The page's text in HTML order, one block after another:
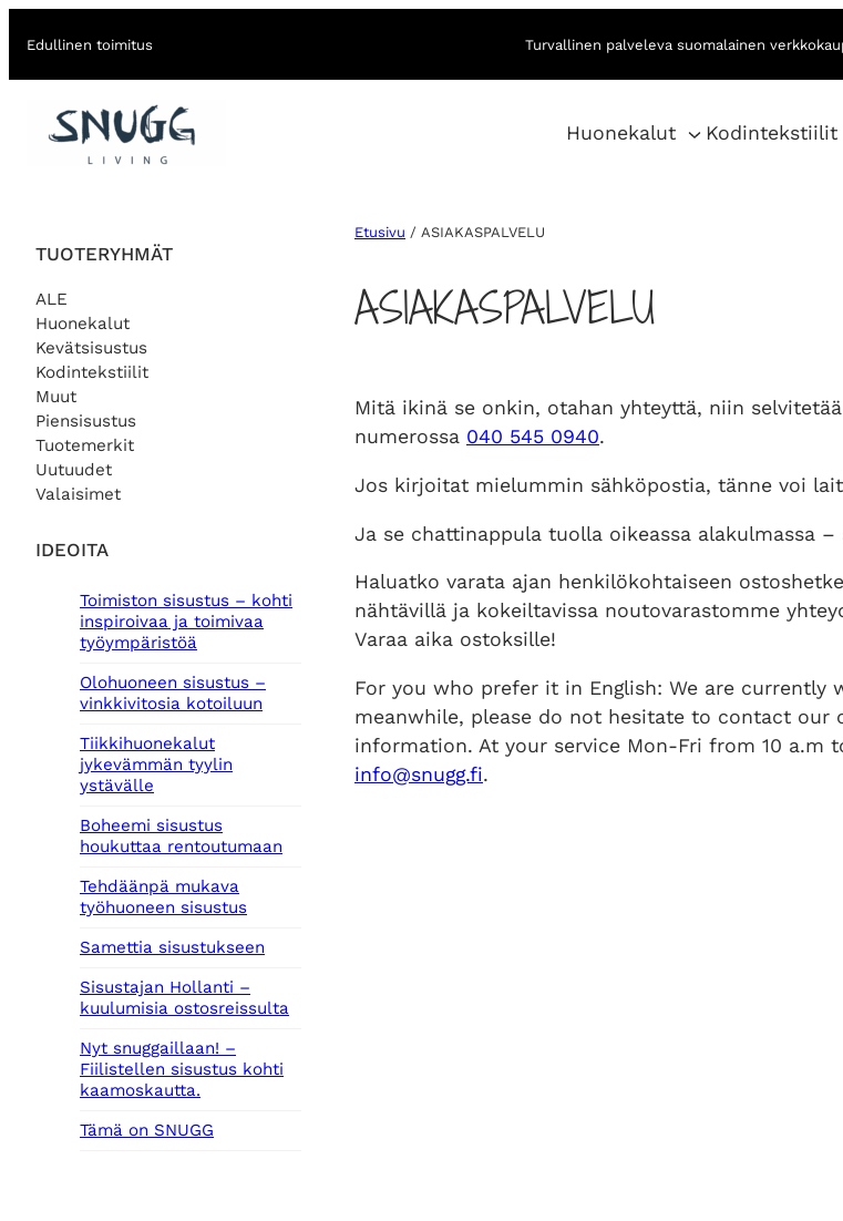
Edullinen toimitus Turvallinen palveleva suomalainen
Huonekalut Kodintekstiilit
TUOTERYHMÄT
ALE
Huonekalut
Kevätsisustus
Kodintekstiilit
Muut
Piensisustus
Tuotemerkit
Uutuudet
Valaisimet
IDEOITA
Toimiston sisustus – kohti
inspiroivaa ja toimivaa
työympäristöä
Olohuoneen sisustus –
vinkkivitosia kotoiluun
Tiikkihuonekalut
jykevämmän tyylin
ystävälle
Boheemi sisustus
houkuttaa rentoutumaan
Tehdäänpä mukava
työhuoneen sisustus
Samettia sisustukseen
Sisustajan Hollanti –
kuulumisia ostosreissulta
Nyt snuggaillaan! –
Fiilistellen sisustus kohti
kaamoskautta.
Tämä on SNUGG
Etusivu / ASIAKASPALVELU
ASIAKASPALVELU
Mitä ikinä se onkin, otahan yhteyttä, niin
numerossa 040 545 0940.
Jos kirjoitat mielummin sähköpostia, tänne voi
Ja se chattinappula tuolla oikeassa alakulmassa –
Haluatko varata ajan henkilökohtaiseen
nähtävillä ja kokeiltavissa noutovarastomme
Varaa aika ostoksille!
For you who prefer it in English: We are currently
meanwhile, please do not hesitate to contact our
information. At your service Mon-Fri from 10 a.m
info@snugg.fi.